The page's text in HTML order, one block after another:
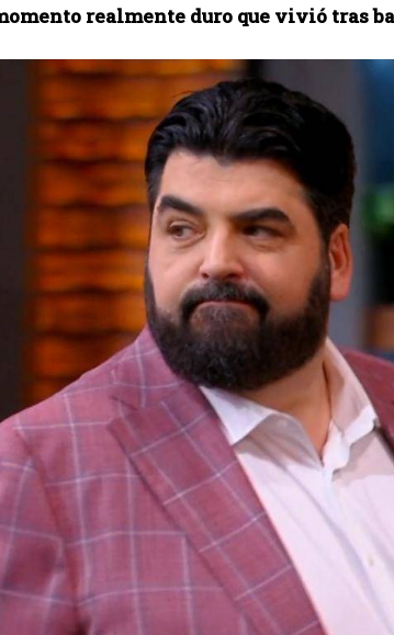
I WANT IN
and accept the Privacy Policy .
realmente duro que vivió tras